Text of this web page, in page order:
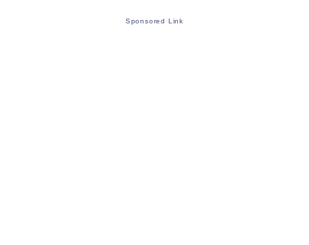
Sponsored Link